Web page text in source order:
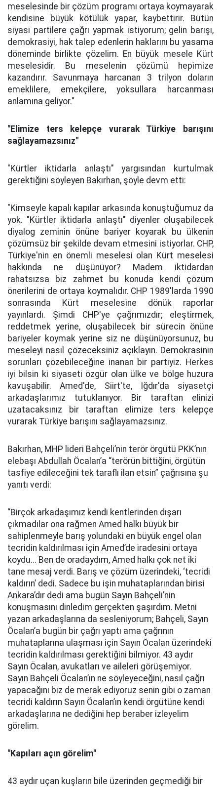
meselesinde bir çözüm programı ortaya koymayarak
kendisine büyük kötülük yapar, kaybettirir. Bütün
siyasi partilere çağrı yapmak istiyorum; gelin barışı,
demokrasiyi, hak talep edenlerin haklarını bu yasama
döneminde birlikte çözelim. En büyük mesele Kürt
meselesidir. Bu meselenin çözümü hepimize
kazandırır. Savunmaya harcanan 3 trilyon doların
emeklilere, emekçilere, yoksullara harcanması
anlamına geliyor."
"Elimize ters kelepçe vurarak Türkiye barışını
sağlayamazsınız"
"Kürtler iktidarla anlaştı" yargısından kurtulmak
gerektiğini söyleyen Bakırhan, şöyle devm etti:
"Kimseyle kapalı kapılar arkasında konuştuğumuz da
yok. "Kürtler iktidarla anlaştı" diyenler oluşabilecek
diyalog zeminin önüne bariyer koyarak bu ülkenin
çözümsüz bir şekilde devam etmesini istiyorlar. CHP,
Türkiye'nin en önemli meselesi olan Kürt meselesi
hakkında ne düşünüyor? Madem iktidardan
rahatsızsa biz zahmet bu konuda kendi çözüm
önerilerini de ortaya koymalıdır. CHP 1989'larda 1990
sonrasında Kürt meselesine dönük raporlar
yayınlardı. Şimdi CHP'ye çağrımızdır; eleştirmek,
reddetmek yerine, oluşabilecek bir sürecin önüne
bariyeler koymak yerine siz ne düşünüyorsunuz, bu
meseleyi nasıl çözeceksiniz açıklayın. Demokrasinin
sorunları çözebileceğine inanan bir partiyiz. Herkes
iyi bilsin ki siyaseti özgür olan ülke ve bölge huzura
kavuşabilir. Amed'de, Siirt'te, Iğdır'da siyasetçi
arkadaşlarımız tutuklanıyor. Bir taraftan elinizi
uzatacaksınız bir taraftan elimize ters kelepçe
vurarak Türkiye barışını sağlayamazsınız.
Bakırhan, MHP lideri Bahçeli’nin terör örgütü PKK’nın
elebaşı Abdullah Öcalan’a “terörün bittiğini, örgütün
tasfiye edileceğini tek taraflı ilan etsin” çağrısına şu
yanıtı verdi:
“Birçok arkadaşımız kendi kentlerinden dışarı
çıkmadılar ona rağmen Amed halkı büyük bir
sahiplenmeyle barış yolundaki en büyük engel olan
tecridin kaldırılması için Amed’de iradesini ortaya
koydu... Ben de oradaydım, Amed halkı çok net iki
tane mesaj verdi. Barış ve çözüm üzerindeki, ‘tecridi
kaldırın’ dedi. Sadece bu işin muhataplarından birisi
Ankara’dır dedi ama bugün Sayın Bahçeli’nin
konuşmasını dinledim gerçekten şaşırdım. Metni
yazan arkadaşlarına da sesleniyorum; Bahçeli, Sayın
Öcalan’a bugün bir çağrı yaptı ama çağrının
muhataplarına ulaşması için Sayın Öcalan üzerindeki
tecridin kaldırılması gerektiğini bilmiyor. 43 aydır
Sayın Öcalan, avukatları ve aileleri görüşemiyor.
Sayın Bahçeli Öcalan’ın ne söyleyeceğini, nasıl çağrı
yapacağını biz de merak ediyoruz senin gibi o zaman
tecridi kaldırın Sayın Öcalan’ın kendi örgütüne kendi
arkadaşlarına ne dediğini hep beraber izleyelim
görelim.
"Kapıları açın görelim"
43 aydır uçan kuşların bile üzerinden geçmediği bir